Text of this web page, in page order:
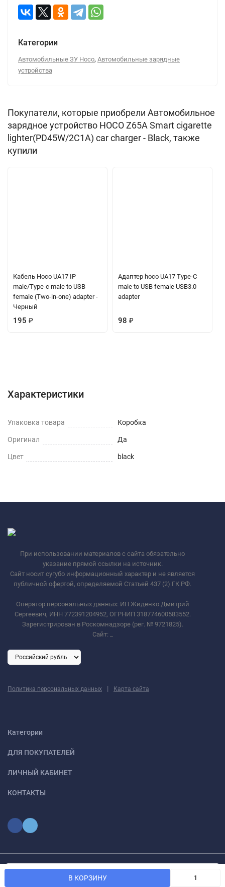
В КОРЗИНУ
Категории
Автомобильные ЗУ Hoco, Автомобильные зарядные
устройства
Покупатели, которые приобрели Автомобильное
зарядное устройство HOCO Z65A Smart cigarette
lighter(PD45W/2C1A) car charger - Black, также
купили
Кабель Hoco UA17 IP
male/Type-c male to USB
female (Two-in-one) adapter -
Черный
195 ₽
Адаптер hoco UA17 Type-C
male to USB female USB3.0
adapter
98 ₽
Характеристики
Упаковка товара Коробка
Оригинал Да
Цвет black
При использовании материалов с сайта обязательно
указание прямой ссылки на источник.
Сайт носит сугубо информационный характер и не является
публичной офертой, определяемой Статьей 437 (2) ГК РФ.
Оператор персональных данных: ИП Жиденко Дмитрий
Сергеевич, ИНН 772391204952, ОГРНИП 318774600583552.
Зарегистрирован в Роскомнадзоре (рег. № 9721825).
Сайт:
Политика персональных данных | Карта сайта
Категории
ДЛЯ ПОКУПАТЕЛЕЙ
ЛИЧНЫЙ КАБИНЕТ
КОНТАКТЫ